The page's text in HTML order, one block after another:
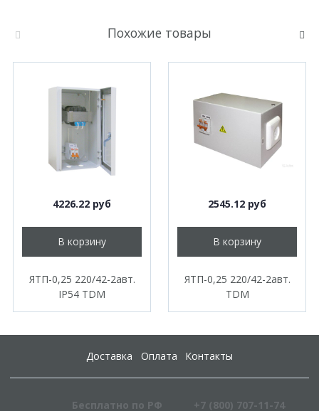
Похожие товары
4226.22 руб
В корзину
ЯТП-0,25 220/42-2авт.
IP54 TDM
2545.12 руб
В корзину
ЯТП-0,25 220/42-2авт.
TDM
Доставка Оплата Контакты
Бесплатно по РФ +7 (800) 707-11-74